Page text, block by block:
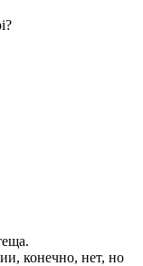
конечно, нет, но